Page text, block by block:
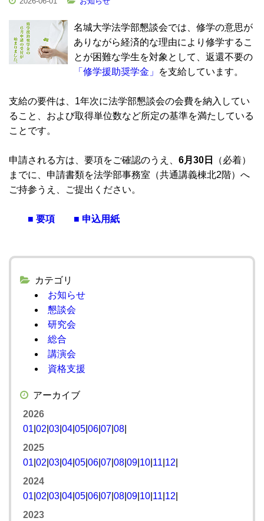
名城大学法学部懇談会では、修学の意思が
ありながら経済的な理由により修学するこ
とが困難な学生を対象として、返還不要の
「修学援助奨学金」
を支給しています。
支給の要件は、1年次に法学部懇談会の会費を納入してい
ること、および取得単位数など所定の基準を満たしている
ことです。
申請される方は、要項をご確認のうえ、 6月30日
（必着）
までに、申請書類を法学部事務室（共通講義棟北2階）へ
ご持参うえ、ご提出ください。
■ 要項 ■ 申込用紙
カテゴリ
お知らせ
懇談会
研究会
総合
講演会
資格支援
アーカイブ
2026
01 02 03 04 05 06 07 08
2025
01 02 03 04 05 06 07 08 09 10 11 12
2024
01 02 03 04 05 06 07 08 09 10 11 12
2023